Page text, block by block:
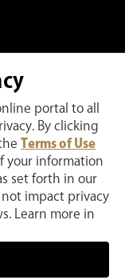
portal to all
By clicking
Terms of Use
your information
set forth in our
impact privacy
Learn more in
- メイキン
ドン - メイキ
とでお客様の弊社ウェ
向上に取り組んでいま
り、わたくしたちがこ
こととします
び関連する商標、キャ
Bros. Entertainment